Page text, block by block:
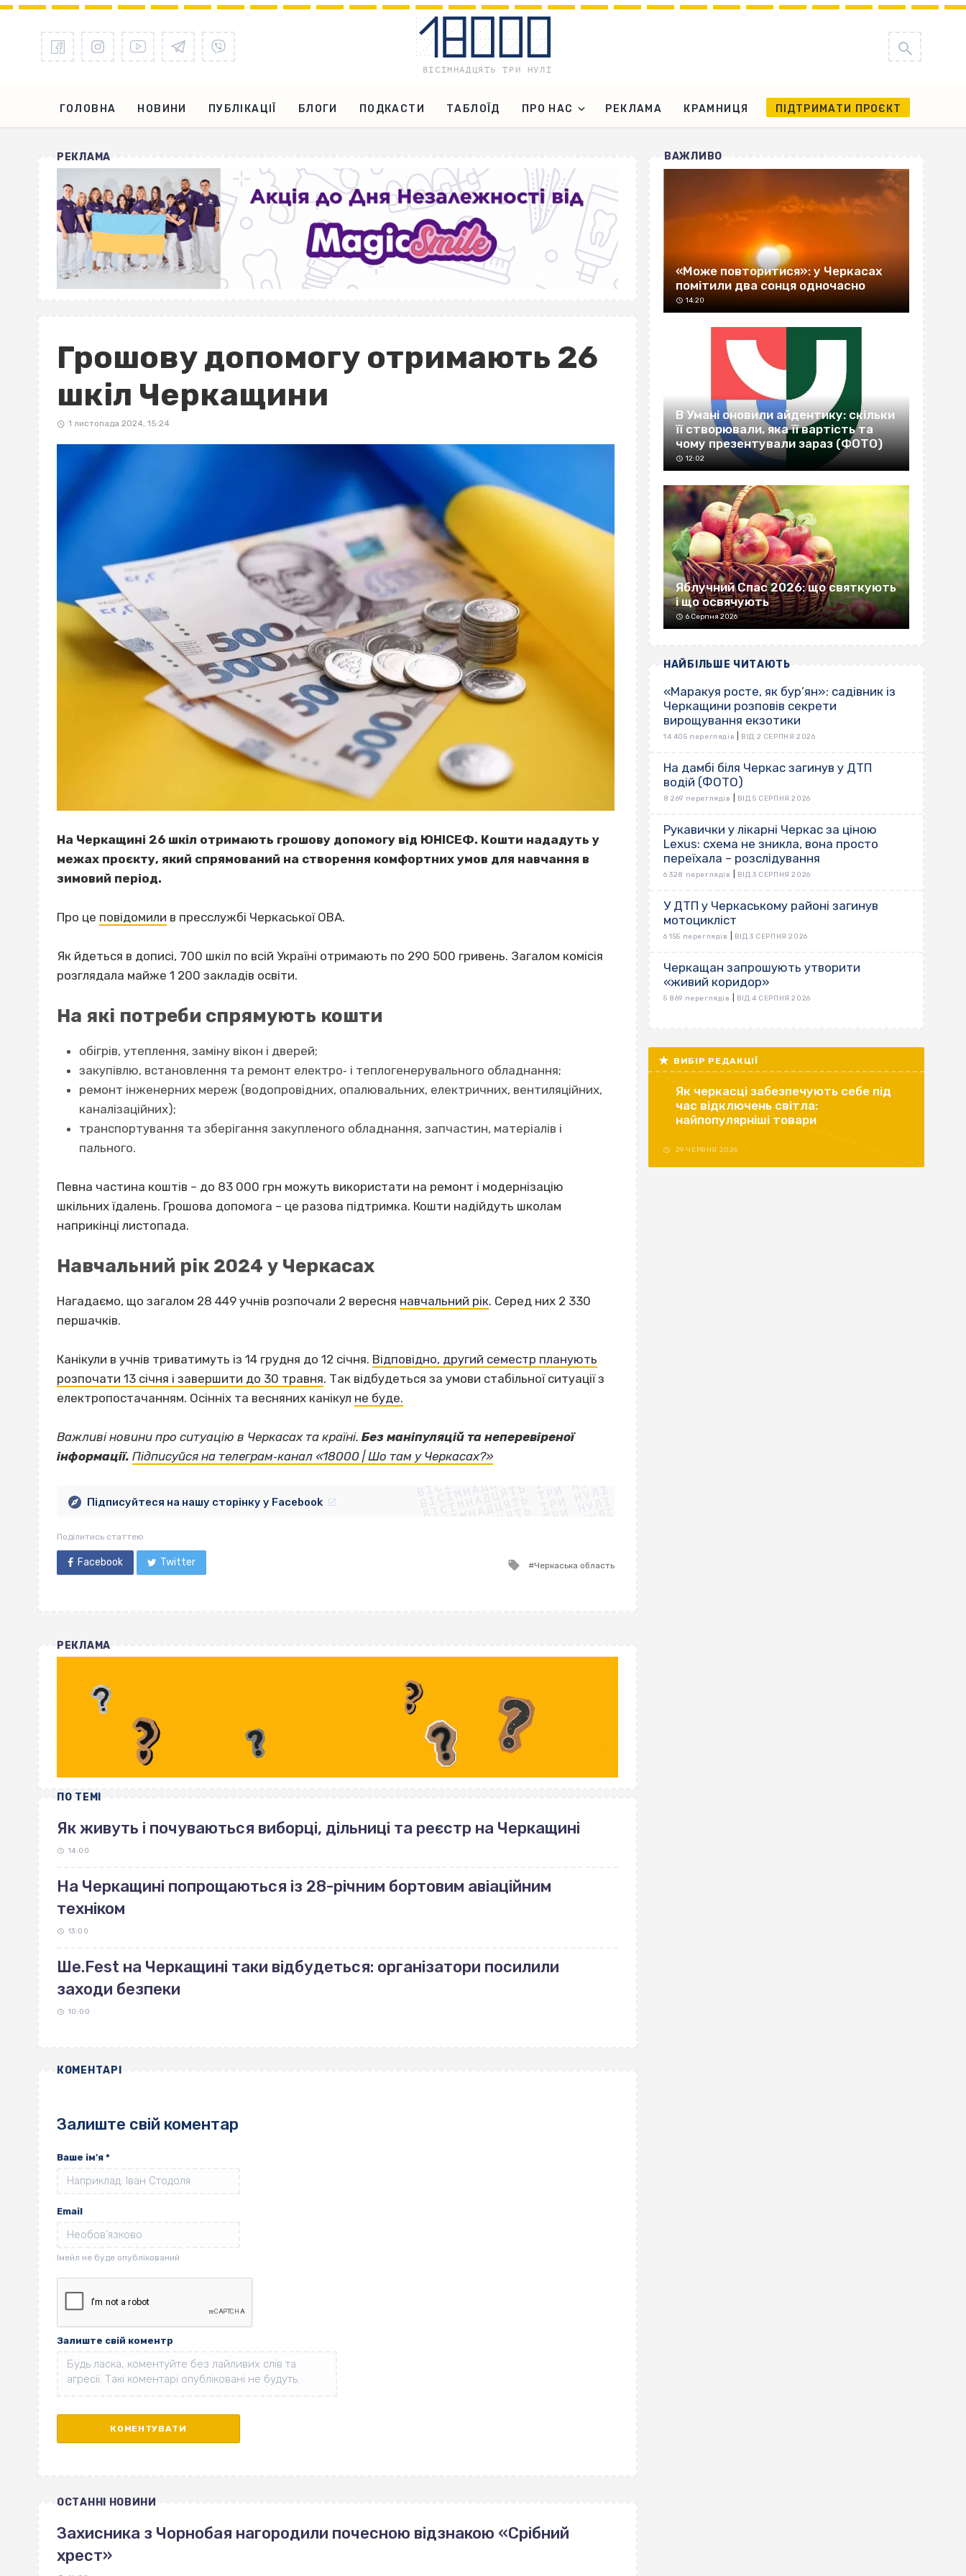
ГОЛОВНА НОВИНИ ПУБЛІКАЦІЇ БЛОГИ ПОДКАСТИ ТАБЛОЇД ПРО НАС РЕКЛАМА КРАМНИЦЯ ПІДТРИМАТИ ПРОЄКТ
РЕКЛАМА
Грошову допомогу отримають 26
шкіл Черкащини
1 листопада 2024, 15:24
На Черкащині 26 шкіл отримають грошову допомогу від ЮНІСЕФ. Кошти нададуть у
межах проєкту, який спрямований на створення комфортних умов для навчання в
зимовий період.
Про це повідомили в пресслужбі Черкаської ОВА.
Як йдеться в дописі, 700 шкіл по всій Україні отримають по 290 500 гривень. Загалом комісія
розглядала майже 1 200 закладів освіти.
На які потреби спрямують кошти
обігрів, утеплення, заміну вікон і дверей;
закупівлю, встановлення та ремонт електро‐ і теплогенерувального обладнання;
ремонт інженерних мереж (водопровідних, опалювальних, електричних, вентиляційних,
каналізаційних);
транспортування та зберігання закупленого обладнання, запчастин, матеріалів і
пального.
Певна частина коштів – до 83 000 грн можуть використати на ремонт і модернізацію
шкільних їдалень. Грошова допомога – це разова підтримка. Кошти надійдуть школам
наприкінці листопада.
Навчальний рік 2024 у Черкасах
Нагадаємо, що загалом 28 449 учнів розпочали 2 вересня навчальний рік. Серед них 2 330
першачків.
Канікули в учнів триватимуть із 14 грудня до 12 січня. Відповідно, другий семестр планують
розпочати 13 січня і завершити до 30 травня. Так відбудеться за умови стабільної ситуації з
електропостачанням. Осінніх та весняних канікул не буде.
Важливі новини про ситуацію в Черкасах та країні. Без маніпуляцій та неперевіреної
інформації. Підписуйся на телеграм‐канал «18000 | Шо там у Черкасах?»ВІСІМНАДЦЯТЬ ТРИ НУЛІ
ВІСІМНАДЦЯТЬ ТРИ НУЛІ
ВІСІМНАДЦЯТЬ ТРИ НУЛІ
ВІСІМНАДЦЯТЬ ТРИ НУЛІ
ВІСІМНАДЦЯТЬ ТРИ НУЛІ
ВІСІМНАДЦЯТЬ ТРИ НУЛІ
ВІСІМНАДЦЯТЬ ТРИ НУЛІ
ВІСІМНАДЦЯТЬ ТРИ НУЛІ
Підписуйтеся на нашу сторінку у Facebook
Поділитись статтею
Facebook Twitter
Tagged
Черкаська область
РЕКЛАМА
ПО ТЕМІ
Як живуть і почуваються виборці, дільниці та реєстр на Черкащині
14:00
На Черкащині попрощаються із 28-річним бортовим авіаційним
техніком
13:00
Ше.Fest на Черкащині таки відбудеться: організатори посилили
заходи безпеки
10:00
КОМЕНТАРІ
Залиште свій коментар
Ваше ім'я *
Email
Залиште свій коментр
ОСТАННІ НОВИНИ
Захисника з Чорнобая нагородили почесною відзнакою «Срібний
хрест»
ВАЖЛИВО
«Може повторитися»: у Черкасах
помітили два сонця одночасно
14:20
В Умані оновили айдентику: скільки
її створювали, яка її вартість та
чому презентували зараз (ФОТО)
12:02
Яблучний Спас 2026: що святкують
і що освячують
6 Серпня 2026
НАЙБІЛЬШЕ ЧИТАЮТЬ
«Маракуя росте, як бур’ян»: садівник із
Черкащини розповів секрети
вирощування екзотики
14 405 переглядів ВІД 2 СЕРПНЯ 2026
На дамбі біля Черкас загинув у ДТП
водій (ФОТО)
8 269 переглядів ВІД 5 СЕРПНЯ 2026
Рукавички у лікарні Черкас за ціною
Lexus: схема не зникла, вона просто
переїхала – розслідування
6 328 переглядів ВІД 3 СЕРПНЯ 2026
У ДТП у Черкаському районі загинув
мотоцикліст
6 155 переглядів ВІД 3 СЕРПНЯ 2026
Черкащан запрошують утворити
«живий коридор»
5 869 переглядів ВІД 4 СЕРПНЯ 2026
ВИБІР РЕДАКЦІЇ
Як черкасці забезпечують себе під
час відключень світла:
найпопулярніші товари
29 ЧЕРВНЯ 2026